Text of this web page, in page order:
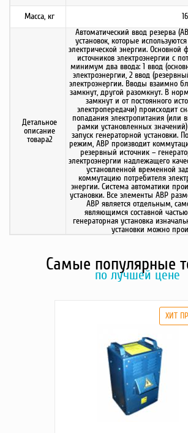
Масса, кг
Детальное
описание
товара2
Автоматический ввод резерва
установок, которые
электрической энергии.
источников электроэнергии с
минимум два ввода: 1 ввод
электроэнергии, 2 ввод
электроэнергии. Вводы взаимно
замкнут, другой разомкнут. В
замкнут и от постоянного
электропередачи) происходит
попадания электропитания (или
рамки установленных
запуск генераторной установки.
режим, АВР производит
резервный источник –
электроэнергии надлежащего
установленной временной
коммутацию потребителя
энергии. Система автоматики
установки. Все элементы АВР
АВР является отдельным,
являющимся составной
генераторная установка
установки можно
Самые популярные
по лучшей цене